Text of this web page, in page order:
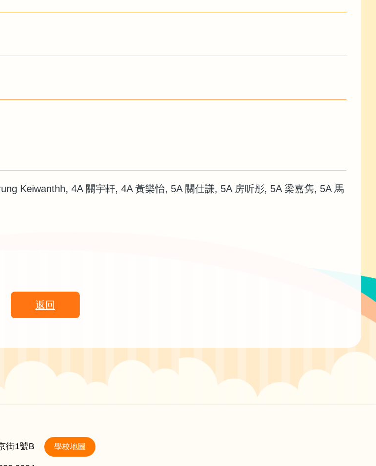
Keiwanthh, 4A 關宇軒, 4A 黃樂怡, 5A 關仕謙, 5A 房昕彤, 5A 梁嘉隽, 5A 馬
返回
街1號B 學校地圖